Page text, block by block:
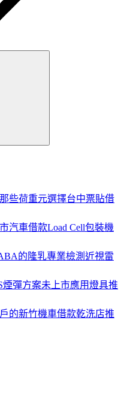
些荷重元選擇台中票貼借
汽車借款Load Cell包裝機
的隆乳專業檢測近視雷
彈方案未上市應用燈具推
的新竹機車借款乾洗店推